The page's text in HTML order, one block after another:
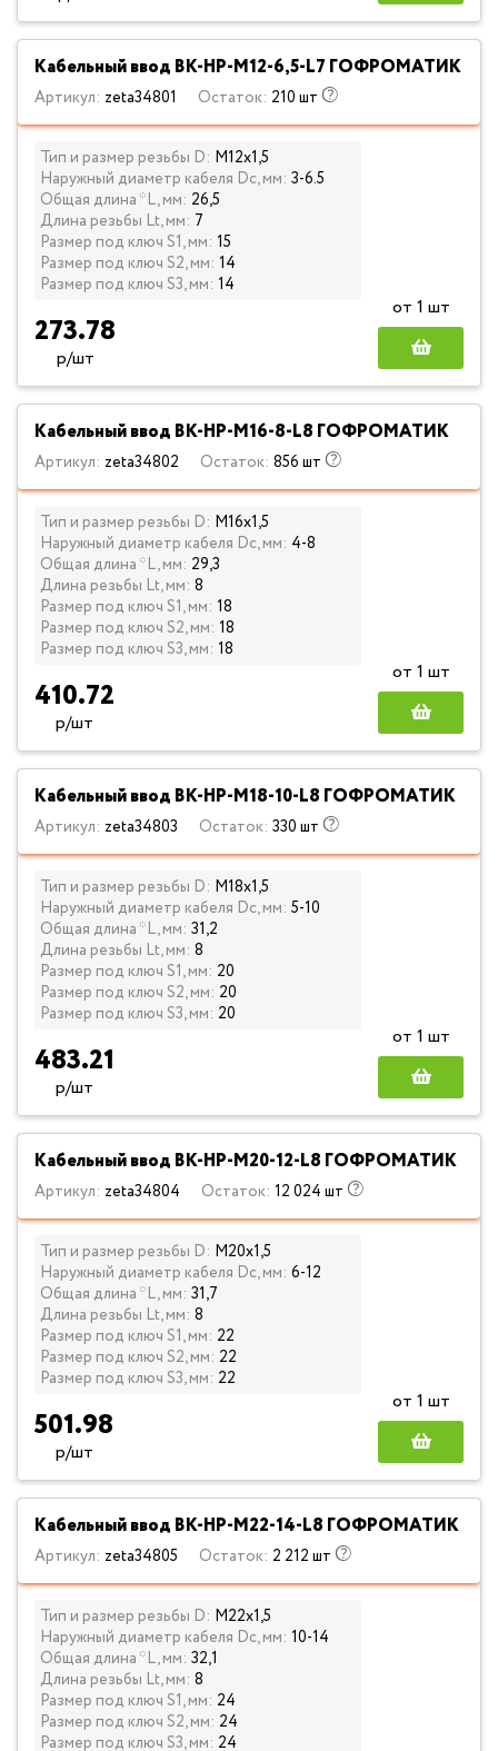
Кабельный ввод ВК-НР-М12-6,5-L7 ГОФРОМАТИК
Артикул: zeta34801 Остаток: 210 шт
Тип и размер резьбы D: М12х1,5
Наружный диаметр кабеля Dc, мм: 3-6.5
Общая длина *L, мм: 26,5
Длина резьбы Lt, мм: 7
Размер под ключ S1, мм: 15
Размер под ключ S2, мм: 14
Размер под ключ S3, мм: 14
273.78
р/шт
от 1 шт
Кабельный ввод ВК-НР-М16-8-L8 ГОФРОМАТИК
Артикул: zeta34802 Остаток: 856 шт
Тип и размер резьбы D: М16х1,5
Наружный диаметр кабеля Dc, мм: 4-8
Общая длина *L, мм: 29,3
Длина резьбы Lt, мм: 8
Размер под ключ S1, мм: 18
Размер под ключ S2, мм: 18
Размер под ключ S3, мм: 18
410.72
р/шт
от 1 шт
Кабельный ввод ВК-НР-М18-10-L8 ГОФРОМАТИК
Артикул: zeta34803 Остаток: 330 шт
Тип и размер резьбы D: М18х1,5
Наружный диаметр кабеля Dc, мм: 5-10
Общая длина *L, мм: 31,2
Длина резьбы Lt, мм: 8
Размер под ключ S1, мм: 20
Размер под ключ S2, мм: 20
Размер под ключ S3, мм: 20
483.21
р/шт
от 1 шт
Кабельный ввод ВК-НР-М20-12-L8 ГОФРОМАТИК
Артикул: zeta34804 Остаток: 12 024 шт
Тип и размер резьбы D: М20х1,5
Наружный диаметр кабеля Dc, мм: 6-12
Общая длина *L, мм: 31,7
Длина резьбы Lt, мм: 8
Размер под ключ S1, мм: 22
Размер под ключ S2, мм: 22
Размер под ключ S3, мм: 22
501.98
р/шт
от 1 шт
Кабельный ввод ВК-НР-М22-14-L8 ГОФРОМАТИК
Артикул: zeta34805 Остаток: 2 212 шт
Тип и размер резьбы D: М22х1,5
Наружный диаметр кабеля Dc, мм: 10-14
Общая длина *L, мм: 32,1
Длина резьбы Lt, мм: 8
Размер под ключ S1, мм: 24
Размер под ключ S2, мм: 24
Размер под ключ S3, мм: 24